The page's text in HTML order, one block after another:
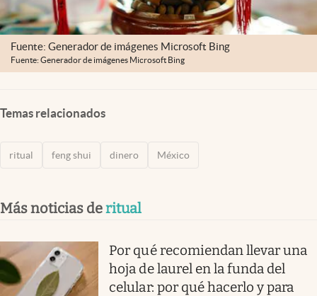
Fuente: Generador de imágenes Microsoft Bing
Fuente: Generador de imágenes Microsoft Bing
Temas relacionados
ritual feng shui dinero México
Más noticias deritual
Por qué recomiendan llevar una
hoja de laurel en la funda del
celular: por qué hacerlo y para